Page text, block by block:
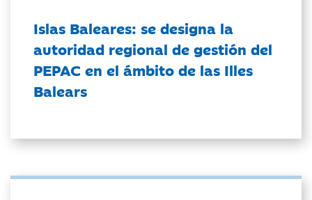
Islas Baleares: se designa la
autoridad regional de gestión del
PEPAC en el ámbito de las Illes
Balears